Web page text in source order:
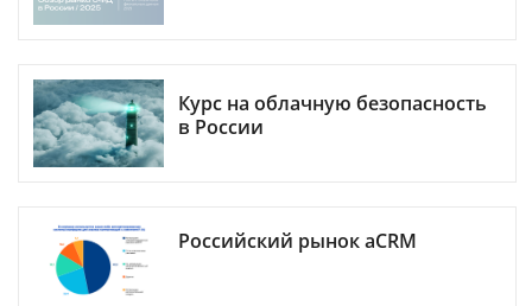
Курс на облачную безопасность
в России
Российский рынок aCRM